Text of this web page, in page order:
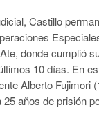
Castillo
donde cumplió
10 días. En
Alberto Fujimori
años de prisión